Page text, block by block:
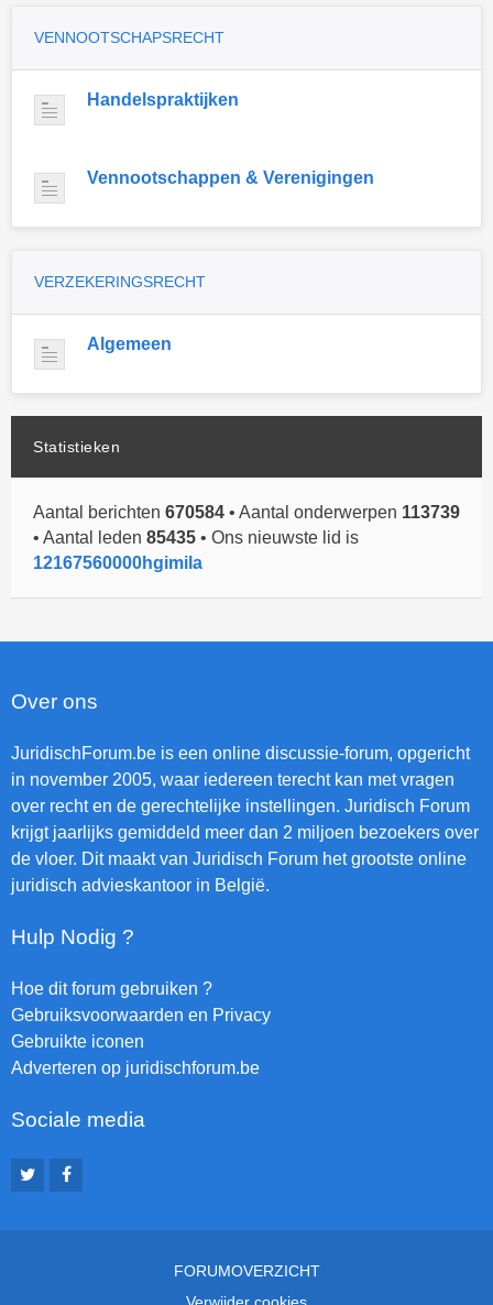
VENNOOTSCHAPSRECHT
Handelspraktijken
Vennootschappen & Verenigingen
VERZEKERINGSRECHT
Algemeen
Statistieken
Aantal berichten 670584 • Aantal onderwerpen 113739
• Aantal leden 85435 • Ons nieuwste lid is
12167560000hgimila
Over ons
JuridischForum.be is een online discussie-forum, opgericht
in november 2005, waar iedereen terecht kan met vragen
over recht en de gerechtelijke instellingen. Juridisch Forum
krijgt jaarlijks gemiddeld meer dan 2 miljoen bezoekers over
de vloer. Dit maakt van Juridisch Forum het grootste online
juridisch advieskantoor in België.
Hulp Nodig ?
Hoe dit forum gebruiken ?
Gebruiksvoorwaarden en Privacy
Gebruikte iconen
Adverteren op juridischforum.be
Sociale media
FORUMOVERZICHT